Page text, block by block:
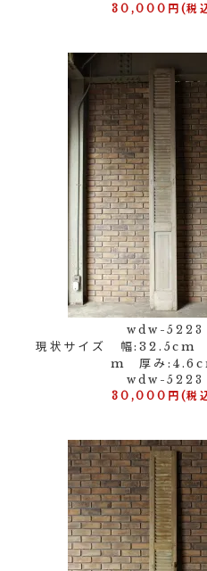
30,000円(税
wdw-5223
現状サイズ 幅:32.5cm
m 厚み
wdw-5223
30,000円(税